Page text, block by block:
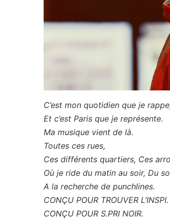
C’est mon quotidien que je
Et c’est Paris que je représente.
Ma musique vient de là.
Toutes ces rues,
Ces différents quartiers, Ces
Où je ride du matin au soir, Du
A la recherche de punchlines.
CONÇU POUR TROUVER L’INSPI.
CONÇU POUR S.PRI NOIR.